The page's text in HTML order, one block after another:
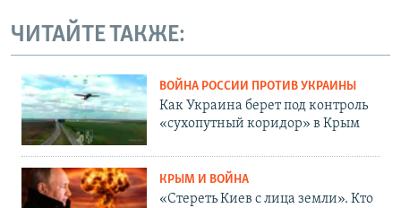
ЧИТАЙТЕ ТАКЖЕ:
ВОЙНА РОССИИ ПРОТИВ УКРАИНЫ
Как Украина берет под контроль
«сухопутный коридор» в Крым
КРЫМ И ВОЙНА
«Стереть Киев с лица земли». Кто